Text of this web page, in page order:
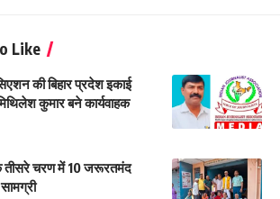
Like
की बिहार प्रदेश इकाई
कुमार बने कार्यवाहक
तीसरे चरण में 10 जरूरतमंद